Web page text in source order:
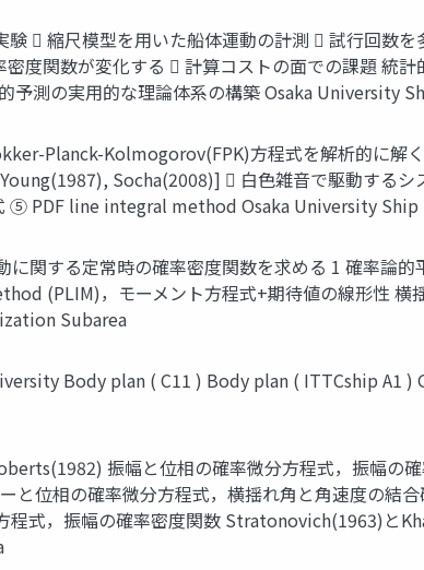
 縮尺模型を⽤いた船体運動の計測  試⾏回数
度関数が変化する  計算コストの⾯での課題 統
予測の実⽤的な理論体系の構築 Osaka
Planck-Kolmogorov(FPK)⽅程式を解析的に解
Socha(2008)]  ⽩⾊雑⾳で駆動する
⑤ PDF line integral method Osaka University
関する定常時の確率密度関数を求める 1 確率論
(PLIM)，モーメント⽅程式+期待値の線形性 横
Subarea
Body plan ( C11 ) Body plan ( ITTCship A1 )
振幅と位相の確率微分⽅程式，振幅の
と位相の確率微分⽅程式，横揺れ⾓と⾓速度の結
程式，振幅の確率密度関数 Stratonovich(1963)と